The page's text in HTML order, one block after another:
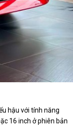
hậu với tính năng
16 inch ở phiên bản